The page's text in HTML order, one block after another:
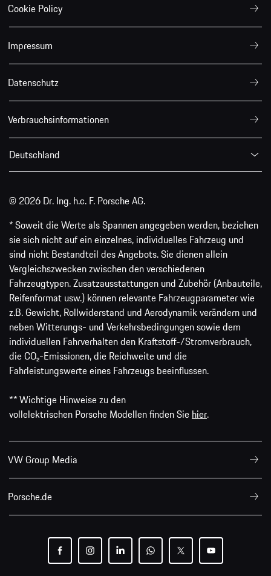
Cookie Policy
Impressum
Datenschutz
Verbrauchsinformationen
Deutschland
© 2026 Dr. Ing. h.c. F. Porsche AG.
* Soweit die Werte als Spannen angegeben werden, beziehen
sie sich nicht auf ein einzelnes, individuelles Fahrzeug und
sind nicht Bestandteil des Angebots. Sie dienen allein
Vergleichszwecken zwischen den verschiedenen
Fahrzeugtypen. Zusatzausstattungen und Zubehör (Anbauteile,
Reifenformat usw.) können relevante Fahrzeugparameter wie
z.B. Gewicht, Rollwiderstand und Aerodynamik verändern und
neben Witterungs- und Verkehrsbedingungen sowie dem
individuellen Fahrverhalten den Kraftstoff-/Stromverbrauch,
die CO₂-Emissionen, die Reichweite und die
Fahrleistungswerte eines Fahrzeugs beeinflussen.
** Wichtige Hinweise zu den
vollelektrischen Porsche Modellen finden Sie hier.
VW Group Media
Porsche.de